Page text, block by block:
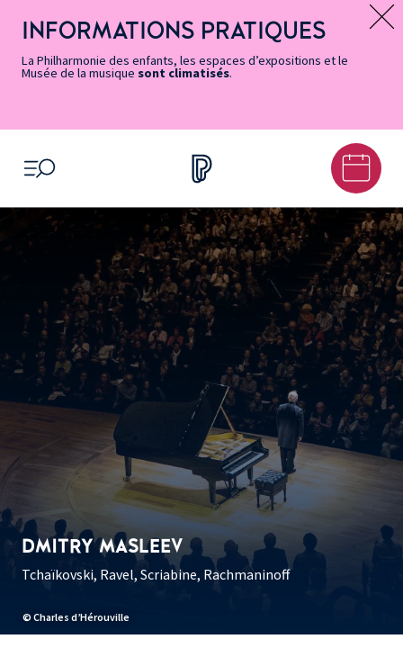
page
Accessibilité
accès
rapides
principal
contenu
principal
page
Message d’information
INFORMATIONS PRATIQUES
La Philharmonie des enfants, les espaces d’expositions et le
Musée de la musique sont climatisés.
OUVRIR LE MENU
© Charles d’Hérouville
DMITRY MASLEEV
Tchaïkovski, Ravel, Scriabine, Rachmaninoff